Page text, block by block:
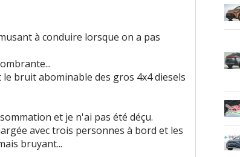
à conduire lorsque on a pas
bruit abominable des gros 4x4 diesels
et je n'ai pas été déçu.
avec trois personnes à bord et les
bruyant...